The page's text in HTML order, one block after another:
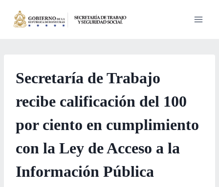
Secretaría de Trabajo
recibe calificación del 100
por ciento en cumplimiento
con la Ley de Acceso a la
Información Pública